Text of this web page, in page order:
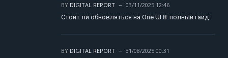
BY DIGITAL REPORT
03/11/2025 12:46
Стоит ли обновляться на One UI 8: полный гайд
BY DIGITAL REPORT
31/08/2025 00:31